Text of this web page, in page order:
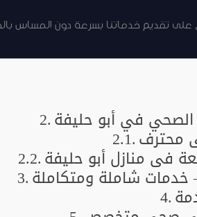
تقديم خدماتنا بسرعة دون المساس
في أبو حليفة
محترف
في منازل أبو حليفة
شاملة ومتكاملة